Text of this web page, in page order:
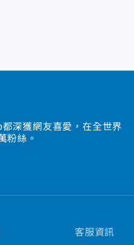
深獲網友喜愛，在全世界
粉絲。
客服資訊